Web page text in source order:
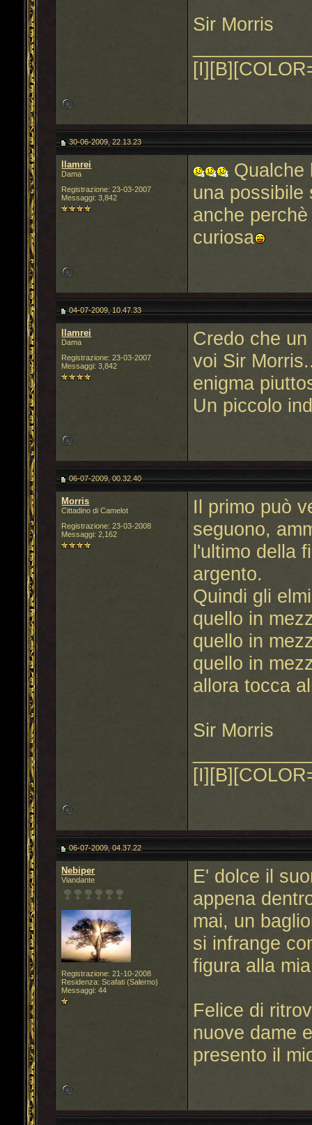
Sir Morris
30-06-2009, 22.13.23
llamrei
Dama
Registrazione: 23-03-2007
Messaggi: 3,842
Qualche
una
anche
curiosa
04-07-2009, 10.47.33
llamrei
Dama
Registrazione: 23-03-2007
Messaggi: 3,842
Credo che
voi Sir
enigma
Un piccolo
06-07-2009, 00.32.40
Morris
Cittadino di Camelot
Registrazione: 23-03-2008
Messaggi: 2,162
Il primo può
seguono,
l'ultimo della
argento.
Quindi gli
quello in
quello in
quello in
allora tocca
Sir Morris
06-07-2009, 04.37.22
Nebiper
Viandante
Registrazione: 21-10-2008
Residenza: Scafati (Salerno)
Messaggi: 44
E' dolce il
appena
mai, un
si infrange
figura alla
Felice di
nuove dame
presento il